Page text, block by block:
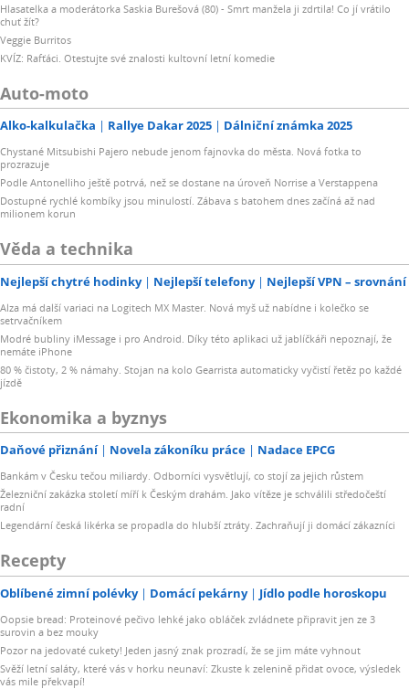
Hlasatelka a moderátorka Saskia Burešová (80) - Smrt manžela ji zdrtila! Co jí vrátilo
chuť žít?
Veggie Burritos
KVÍZ: Rafťáci. Otestujte své znalosti kultovní letní komedie
Auto-moto
Alko-kalkulačka Rallye Dakar 2025 Dálniční známka 2025
Chystané Mitsubishi Pajero nebude jenom fajnovka do města. Nová fotka to
prozrazuje
Podle Antonelliho ještě potrvá, než se dostane na úroveň Norrise a Verstappena
Dostupné rychlé kombíky jsou minulostí. Zábava s batohem dnes začíná až nad
milionem korun
Věda a technika
Nejlepší chytré hodinky Nejlepší telefony Nejlepší VPN – srovnání
Alza má další variaci na Logitech MX Master. Nová myš už nabídne i kolečko se
setrvačníkem
Modré bubliny iMessage i pro Android. Díky této aplikaci už jablíčkáři nepoznají, že
nemáte iPhone
80 % čistoty, 2 % námahy. Stojan na kolo Gearrista automaticky vyčistí řetěz po každé
jízdě
Ekonomika a byznys
Daňové přiznání Novela zákoníku práce Nadace EPCG
Bankám v Česku tečou miliardy. Odborníci vysvětlují, co stojí za jejich růstem
Železniční zakázka století míří k Českým drahám. Jako vítěze je schválili středočeští
radní
Legendární česká likérka se propadla do hlubší ztráty. Zachraňují ji domácí zákazníci
Recepty
Oblíbené zimní polévky Domácí pekárny Jídlo podle horoskopu
Oopsie bread: Proteinové pečivo lehké jako obláček zvládnete připravit jen ze 3
surovin a bez mouky
Pozor na jedovaté cukety! Jeden jasný znak prozradí, že se jim máte vyhnout
Svěží letní saláty, které vás v horku neunaví: Zkuste k zelenině přidat ovoce, výsledek
vás mile překvapí!